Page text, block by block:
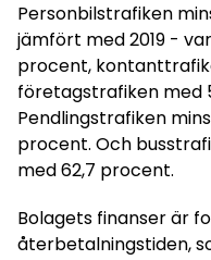
Personbilstrafiken
jämfört med 2019 -
procent,
företagstrafiken med
Pendlingstrafiken
procent. Och
med 62,7 procent.
Bolagets finanser är
återbetalningstiden,